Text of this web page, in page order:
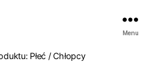
Menu
Płeć / Chłopcy